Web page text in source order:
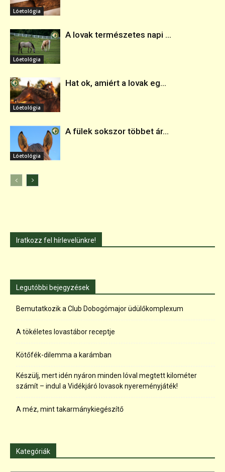
Lóetológia
Lóetológia
A lovak természetes napi ...
Lóetológia
Hat ok, amiért a lovak eg...
Lóetológia
A fülek sokszor többet ár...
Iratkozz fel hírlevelünkre!
Legutóbbi bejegyzések
Bemutatkozik a Club Dobogómajor üdülőkomplexum
A tökéletes lovastábor receptje
Kötőfék-dilemma a karámban
Készülj, mert idén nyáron minden lóval megtett kilométer
számít – indul a Vidékjáró lovasok nyereményjáték!
A méz, mint takarmánykiegészítő
Kategóriák